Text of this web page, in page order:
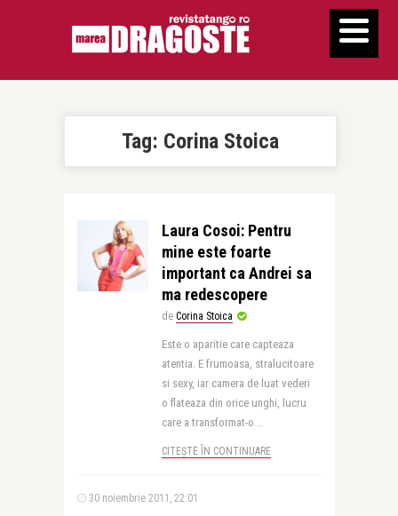
Tag: Corina Stoica
Laura Cosoi: Pentru
mine este foarte
important ca Andrei sa
ma redescopere
de Corina Stoica
Este o aparitie care capteaza
atentia. E frumoasa, stralucitoare
si sexy, iar camera de luat vederi
o flateaza din orice unghi, lucru
care a transformat-o ..
CITEȘTE ÎN CONTINUARE
30 noiembrie 2011, 22:01